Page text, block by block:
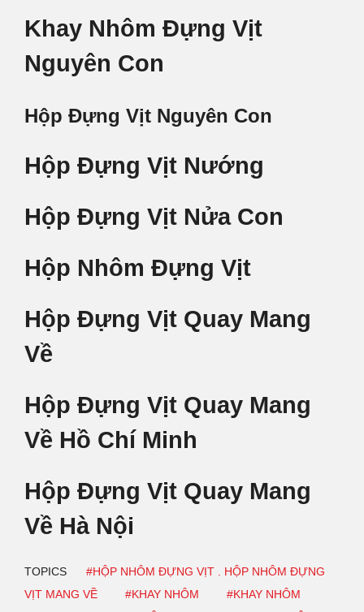
Khay Nhôm Đựng Vịt
Nguyên Con
Hộp Đựng Vịt Nguyên Con
Hộp Đựng Vịt Nướng
Hộp Đựng Vịt Nửa Con
Hộp Nhôm Đựng Vịt
Hộp Đựng Vịt Quay Mang
Về
Hộp Đựng Vịt Quay Mang
Về Hồ Chí Minh
Hộp Đựng Vịt Quay Mang
Về Hà Nội
TOPICS
#HỘP NHÔM ĐỰNG VỊT . HỘP NHÔM ĐỰNG
VỊT MANG VỀ
#KHAY NHÔM
#KHAY NHÔM